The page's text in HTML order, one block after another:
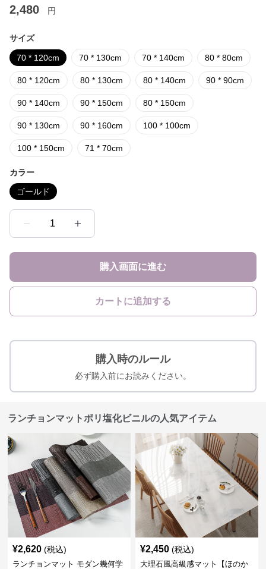
2,480 円
サイズ
70 * 120cm 70 * 130cm 70 * 140cm 80 * 80cm
80 * 120cm 80 * 130cm 80 * 140cm 90 * 90cm
90 * 140cm 90 * 150cm 80 * 150cm
90 * 130cm 90 * 160cm 100 * 100cm
100 * 150cm 71 * 70cm
カラー
ゴールド
1
購入画面に進む
カートに追加する
購入時のルール
必ず購入前にお読みください。
ランチョンマットポリ塩化ビニルの人気アイテム
¥2,620 (税込)
ランチョンマット モダン幾何学
¥2,450 (税込)
大理石風高級感マット【ほのか